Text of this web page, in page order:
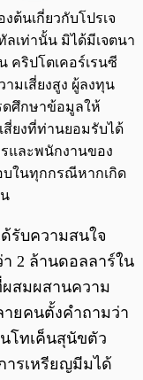
0:00/0:00
ต้นเกี่ยวกับโปรเจ
ลเท่านั้น มิได้มีเจตนา
คริปโตเคอร์เรนซี
มเสี่ยงสูง ผู้ลงทุน
ดศึกษาข้อมูลให้
ยงที่ท่านยอมรับได้
และพนักงานของ
ในทุกกรณีหากเกิด
รับความสนใจ
า 2 ล้านดอลลาร์ใน
ผสมผสานความ
ยคนตั้งคำถามว่า
โทเค็นสุนัขตัว
รเหรียญมีมได้